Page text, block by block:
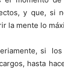
y que, si
la mente lo
si los
hasta